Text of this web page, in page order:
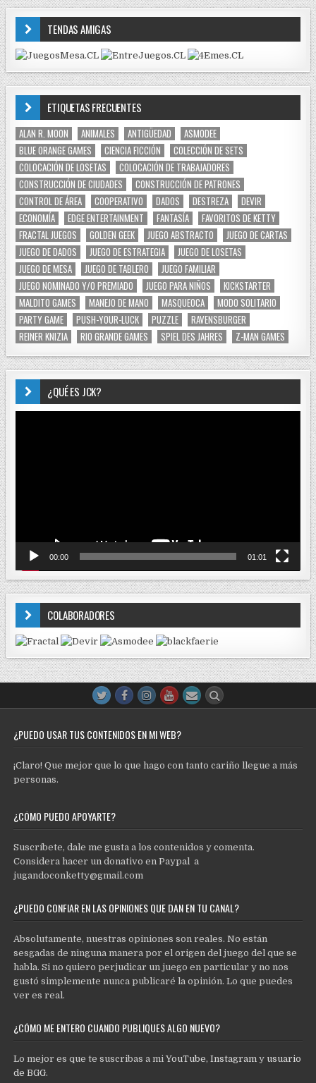
TENDAS AMIGAS
ETIQUETAS FRECUENTES
ALAN R. MOON ANIMALES ANTIGÜEDAD
ASMODEE
BLUE ORANGE GAMES
CIENCIA FICCIÓN
COLECCIÓN DE SETS
COLOCACIÓN DE LOSETAS
COLOCACIÓN DE TRABAJADORES
CONSTRUCCIÓN DE CIUDADES
CONSTRUCCIÓN DE PATRONES
CONTROL DE ÁREA
COOPERATIVO DADOS DESTREZA
DEVIR
ECONOMÍA
EDGE ENTERTAINMENT FANTASÍA
FAVORITOS DE KETTY
FRACTAL JUEGOS
GOLDEN GEEK JUEGO ABSTRACTO
JUEGO DE CARTAS
JUEGO DE DADOS
JUEGO DE ESTRATEGIA
JUEGO DE LOSETAS
JUEGO DE MESA
JUEGO DE TABLERO
JUEGO FAMILIAR
JUEGO NOMINADO Y/O PREMIADO
JUEGO PARA NIÑOS
KICKSTARTER
MALDITO GAMES
MANEJO DE MANO MASQUEOCA
MODO SOLITARIO
PARTY GAME
PUSH-YOUR-LUCK PUZZLE
RAVENSBURGER
REINER KNIZIA
RIO GRANDE GAMES SPIEL DES JAHRES Z-MAN GAMES
¿QUÉ ES JCK?
00:00 01:01
COLABORADORES
¿PUEDO USAR TUS CONTENIDOS EN MI WEB?
¡Claro! Que mejor que lo que hago con tanto cariño llegue a más
personas.
¿CÓMO PUEDO APOYARTE?
Suscríbete, dale me gusta a los contenidos y comenta.
Considera hacer un donativo en Paypal a
jugandoconketty@gmail.com
¿PUEDO CONFIAR EN LAS OPINIONES QUE DAN EN TU CANAL?
Absolutamente, nuestras opiniones son reales. No están
sesgadas de ninguna manera por el origen del juego del que se
habla. Si no quiero perjudicar un juego en particular y no nos
gustó simplemente nunca publicaré la opinión. Lo que puedes
ver es real.
¿CÓMO ME ENTERO CUANDO PUBLIQUES ALGO NUEVO?
Lo mejor es que te suscribas a miYouTube,Instagram y usuario
de BGG.